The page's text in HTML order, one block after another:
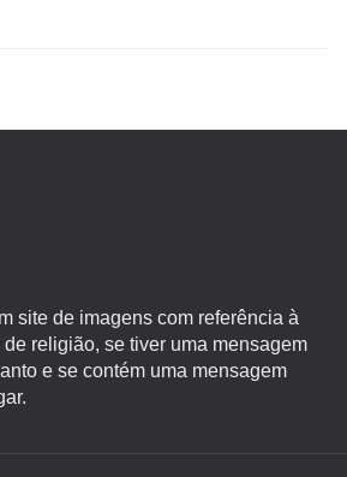
site de imagens com referência à
religião, se tiver uma mensagem
e se contém uma mensagem